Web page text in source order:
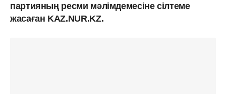
партияның ресми мәлімдемесіне сілтеме
жасаған KAZ.NUR.KZ.